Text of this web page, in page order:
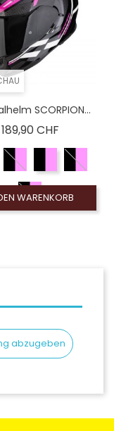
SCORPION...
189,90 CHFPreis
WARENKORB
abzugeben